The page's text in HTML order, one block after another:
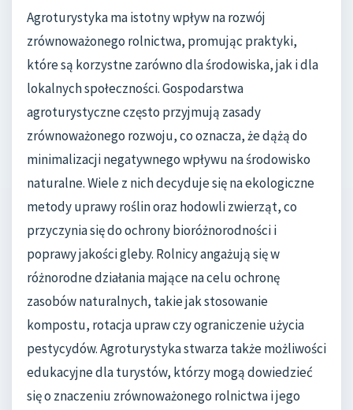
Agroturystyka ma istotny wpływ na rozwój
zrównoważonego rolnictwa, promując praktyki,
które są korzystne zarówno dla środowiska, jak i dla
lokalnych społeczności. Gospodarstwa
agroturystyczne często przyjmują zasady
zrównoważonego rozwoju, co oznacza, że dążą do
minimalizacji negatywnego wpływu na środowisko
naturalne. Wiele z nich decyduje się na ekologiczne
metody uprawy roślin oraz hodowli zwierząt, co
przyczynia się do ochrony bioróżnorodności i
poprawy jakości gleby. Rolnicy angażują się w
różnorodne działania mające na celu ochronę
zasobów naturalnych, takie jak stosowanie
kompostu, rotacja upraw czy ograniczenie użycia
pestycydów. Agroturystyka stwarza także możliwości
edukacyjne dla turystów, którzy mogą dowiedzieć
się o znaczeniu zrównoważonego rolnictwa i jego